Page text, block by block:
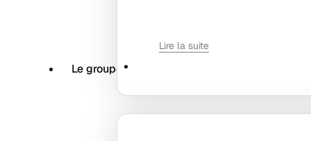
Lire la suite
Le groupe